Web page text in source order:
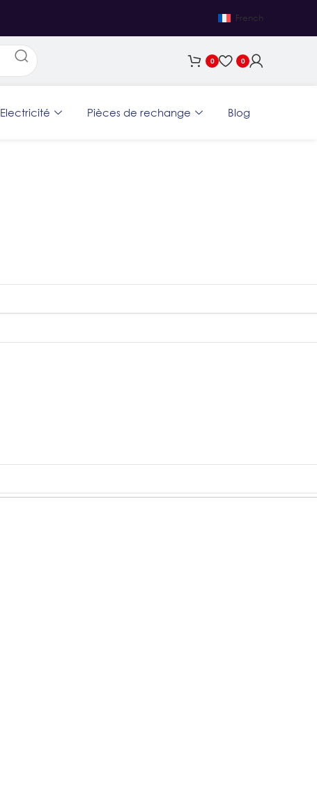
French
0 0
Electricité Pièces de rechange Blog